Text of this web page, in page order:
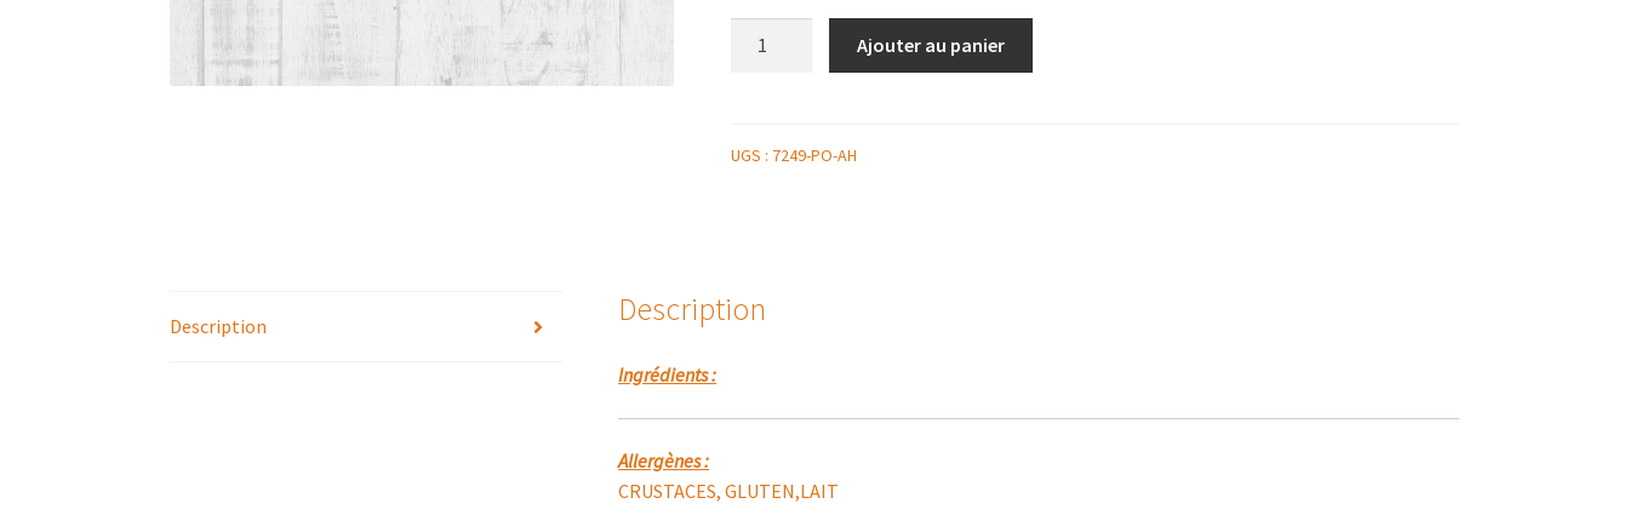
AU
LÉGUMES
Ajouter au panier
UGS : 7249-PO-AH
Description Description
Ingrédients :
Allergènes :
CRUSTACES, GLUTEN,LAIT